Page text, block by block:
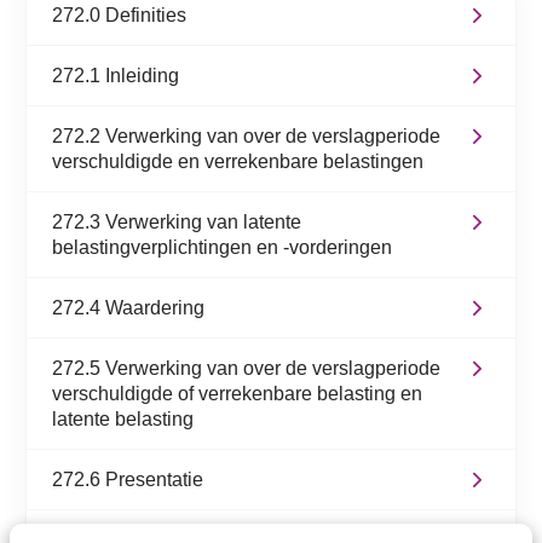
272.0 Definities
272.1 Inleiding
272.2 Verwerking van over de verslagperiode
verschuldigde en verrekenbare belastingen
272.3 Verwerking van latente
belastingverplichtingen en -vorderingen
272.4 Waardering
272.5 Verwerking van over de verslagperiode
verschuldigde of verrekenbare belasting en
latente belasting
272.6 Presentatie